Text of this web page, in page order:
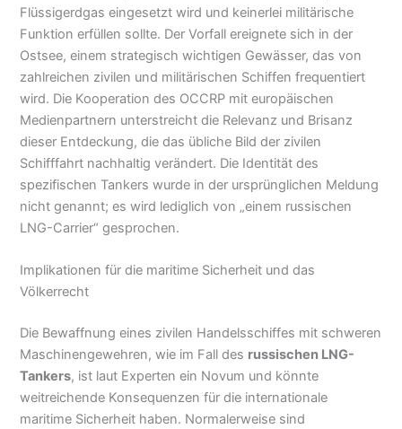
Flüssigerdgas eingesetzt wird und keinerlei militärische
Funktion erfüllen sollte. Der Vorfall ereignete sich in der
Ostsee, einem strategisch wichtigen Gewässer, das von
zahlreichen zivilen und militärischen Schiffen frequentiert
wird. Die Kooperation des OCCRP mit europäischen
Medienpartnern unterstreicht die Relevanz und Brisanz
dieser Entdeckung, die das übliche Bild der zivilen
Schifffahrt nachhaltig verändert. Die Identität des
spezifischen Tankers wurde in der ursprünglichen Meldung
nicht genannt; es wird lediglich von „einem russischen
LNG-Carrier“ gesprochen.
Implikationen für die maritime Sicherheit und das
Völkerrecht
Die Bewaffnung eines zivilen Handelsschiffes mit schweren
Maschinengewehren, wie im Fall des russischen LNG-
Tankers, ist laut Experten ein Novum und könnte
weitreichende Konsequenzen für die internationale
maritime Sicherheit haben. Normalerweise sind